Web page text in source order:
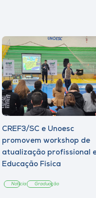
CREF3/SC e Unoesc
promovem workshop de
atualização profissional
Educação Física
Notícia Graduação